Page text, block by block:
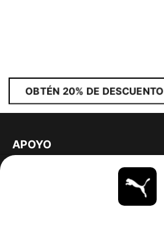
OBTÉN 20% DE DESCUENTO
APOYO